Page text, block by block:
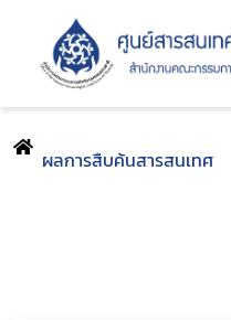
ผลการสืบค้นสารสนเทศ